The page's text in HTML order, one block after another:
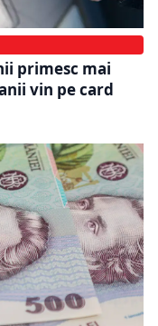
primesc mai
vin pe card